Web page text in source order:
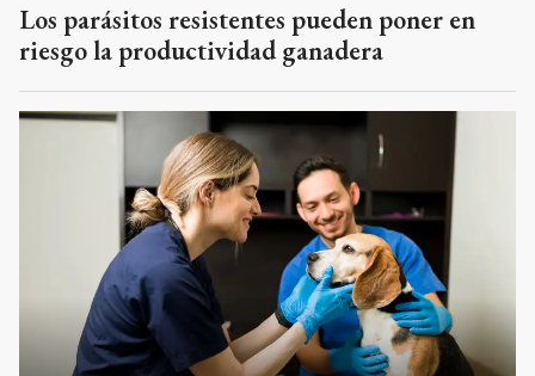
Los parásitos resistentes pueden poner en
riesgo la productividad ganadera